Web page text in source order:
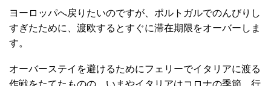
ヨーロッパへ戻りたいのですが、ポルトガルでのんびりし
すぎたために、渡欧するとすぐに滞在期限をオーバーしま
す。
オーバーステイを避けるためにフェリーでイタリアに渡る
作戦をたてたものの、いまやイタリアはコロナの季節。行